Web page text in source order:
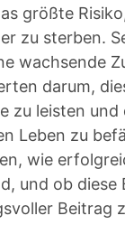
größte
zu sterben.
wachsende
darum,
zu leisten und
Leben zu
wie
und ob diese
Beitrag